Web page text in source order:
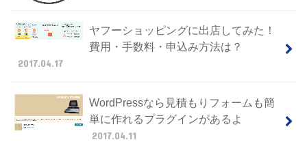
ヤフーショッピングに出店してみた！
費用・手数料・申込み方法は？
2017.04.17
WordPressなら見積もりフォームも簡
単に作れるプラグインがあるよ
2017.04.11